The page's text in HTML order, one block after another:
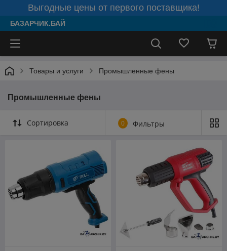
Выгодные цены от первого поставщика!
БАЗАРЧИК.БАЙ
Товары и услуги Промышленные фены
Промышленные фены
Сортировка 0 Фильтры